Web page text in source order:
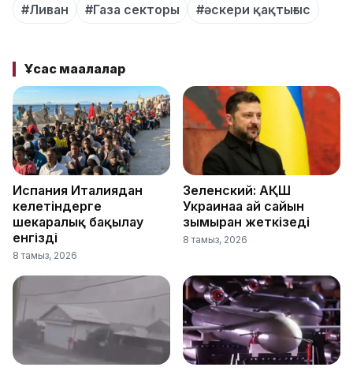
#Ливан
#Газа секторы #әскери қақтығыс
Ұқсас мақалалар
Испания Италиядан
келетіндерге
шекаралық бақылау
енгізді
8 тамыз, 2026
Зеленский: АҚШ
Украинаға ай сайын
зымыран жеткізеді
8 тамыз, 2026